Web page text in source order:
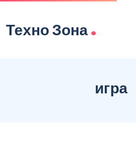
Техно Зона.
игра